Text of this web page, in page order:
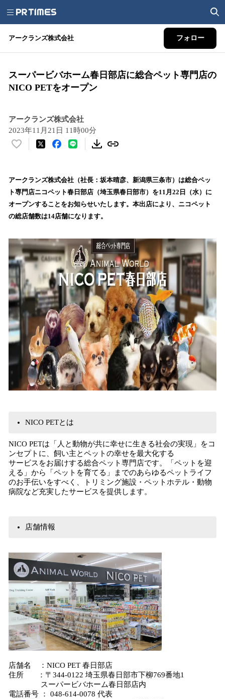
アークランズ株式会社 フォロー
スーパービバホーム春日部店に総合ペット専門店の
NICO PETをオープン
アークランズ株式会社
2023年11月21日 11時00分
い
！
数
を
読
み
中
で
す
アークランズ株式会社（社長：坂本晴彦、新潟県三条市）は総合ペッ
ト専門店ニコペット春日部店（埼玉県春日部市）を11月22日（水）に
オープンすることをお知らせいたします。本出店により、ニコペット
の総店舗数は14店舗になります。
NICO PETとは
NICO PETは「人と動物が共に幸せに生きる社会の実現」をコ
ンセプトに、飼い主とペットの幸せを最大化する
サービスをお届けする総合ペット専門店です。「ペットを迎
える」から「ペットを育てる」までのあらゆるペットライフ
のお手伝いをすべく、トリミング施設・ペットホテル・動物
病院など充実したサービスを提供します。
店舗情報
店舗名 ：NICO PET 春日部店
住所 ：〒344-0122 埼玉県春日部市下柳769番地1
スーパービバホーム春日部店内
電話番号 ： 048-614-0078 代表